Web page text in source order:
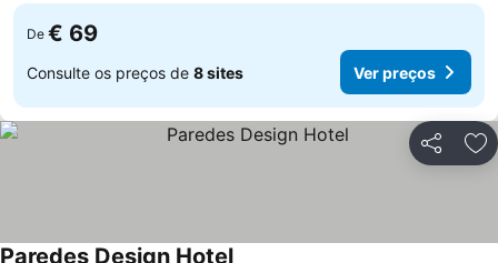
De € 69
Consulte os preços de 8 sites Ver preços
Partilhar
Paredes Design Hotel